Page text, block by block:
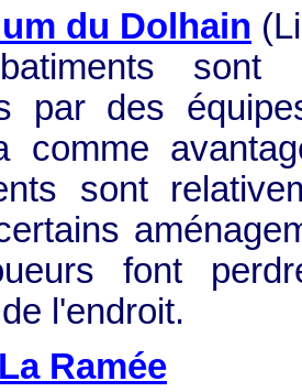
du Dolhain
sont
par des
comme
sont
font
l'endroit.
Ramée